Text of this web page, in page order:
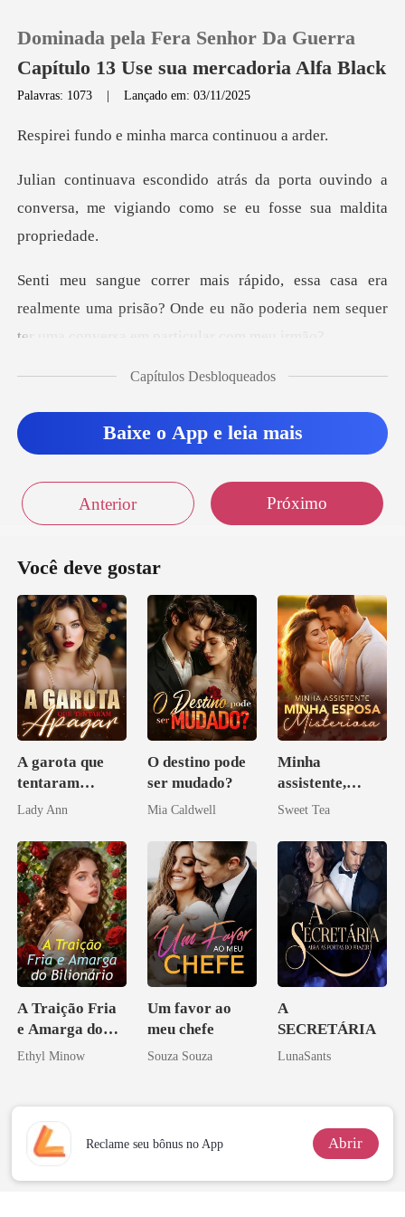
Loja
Histórico
Dominada pela Fera Senhor Da Guerra
Capítulo 13 Use sua mercadoria Alfa Black
Palavras: 1073 |Lançado em: 03/11/2025
minha marca con
orta ouvindo a
conversa, me vigiando co
a
realmente uma prisão? Onde eu não poderia nem se
é cruel? Capítulos Desbloqueados
Baixe o App e leia mais
Anterior Próximo
Você deve gostar
A garota que
tentaram
apagar
Lady Ann
O destino pode
ser mudado?
Mia Caldwell
Minha
assistente,
minha esposa
Sweet Tea
A Traição Fria
e Amarga do
Bilionário
Ethyl Minow
Um favor ao
meu chefe
Souza Souza
A
SECRETÁRIA
LunaSants
Reclame seu bônus no App Abrir